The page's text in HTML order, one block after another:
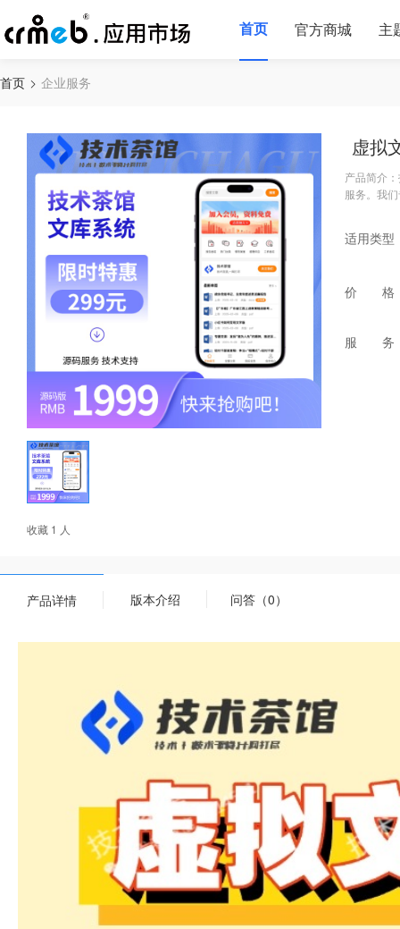
首页 官方商城 主
首页 企业服务
收藏 1 人
虚拟
产品简介
服务。我
适用类型
价 格
服 务
产品详情 版本介绍 问答（0）